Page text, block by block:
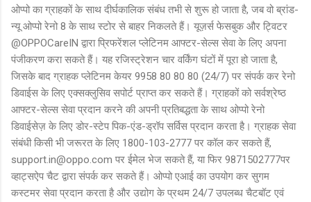
ओप्पो का ग्राहकों के साथ दीर्घकालिक संबंध तभी से शुरू हो जाता है, जब वो ब्रांड-
न्यू ओप्पो रेनो 8 के साथ स्टोर से बाहर निकलते हैं। यूज़र्स फेसबुक और ट्विटर
@OPPOCareIN द्वारा प्रिफरेंशल प्लेटिनम आफ्टर-सेल्स सेवा के लिए अपना
पंजीकरण करा सकते हैं। यह रजिस्ट्रेशन चार वर्किंग घंटों में पूरा हो जाता है,
जिसके बाद ग्राहक प्लेटिनम केयर 9958 80 80 80 (24/7) पर संपर्क कर रेनो
डिवाईस के लिए एक्सक्लुसिव सपोर्ट प्राप्त कर सकते हैं। ग्राहकों को सर्वश्रेष्ठ
आफ्टर-सेल्स सेवा प्रदान करने की अपनी प्रतिबद्धता के साथ ओप्पो रेनो
डिवाईसेज़ के लिए डोर-स्टेप पिक-एंड-ड्रॉप सर्विस प्रदान करता है। ग्राहक सेवा
संबंधी किसी भी जरूरत के लिए 1800-103-2777 पर कॉल कर सकते हैं,
support.in@oppo.com पर ईमेल भेज सकते हैं, या फिर 9871502777पर
व्हाट्सऐप चैट द्वारा संपर्क कर सकते हैं। ओप्पो एआई का उपयोग कर सुगम
कस्टमर सेवा प्रदान करता है और उद्योग के प्रथम 24/7 उपलब्ध चैटबॉट एवं